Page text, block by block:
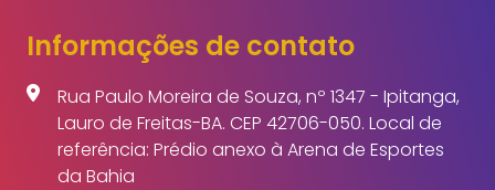
Informações de contato
Rua Paulo Moreira de Souza, nº 1347 - Ipitanga,
Lauro de Freitas-BA. CEP 42706-050. Local de
referência: Prédio anexo à Arena de Esportes
da Bahia